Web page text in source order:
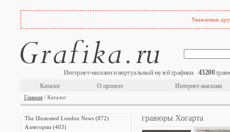
Уважаемые
Интернет-магазин и виртуальный музей графики. 43200
Каталог О проекте Интернет-магазин
Главная / Каталог
The Illustrated London News (872)
Аллегории (403)
гравюры Хогарта